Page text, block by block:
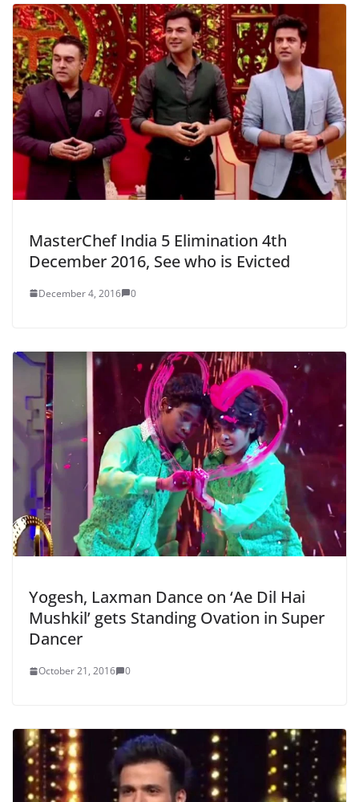
MasterChef India 5 Elimination 4th
December 2016, See who is Evicted
December 4, 2016 0
Yogesh, Laxman Dance on ‘Ae Dil Hai
Mushkil’ gets Standing Ovation in Super
Dancer
October 21, 2016 0